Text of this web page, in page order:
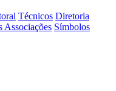
Técnicos Diretoria
Associações Símbolos